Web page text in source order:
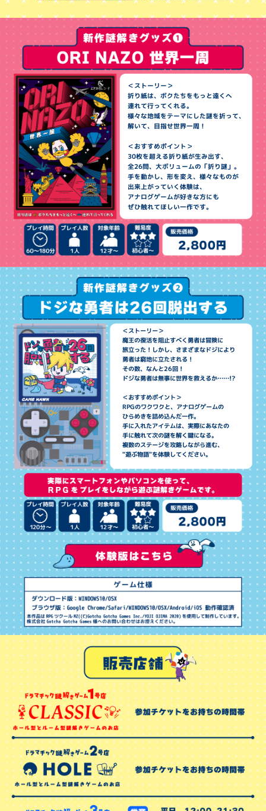
＜ストーリー＞
折り紙は、ボクたちをもっと遠くへ
連れて行ってくれる。
様々な地域をテーマにした謎を折って、
解いて、目指せ世界一周！
＜おすすめポイント＞
30枚を超える折り紙が生み出す、
全26問、大ボリュームの「折り謎」。
手を動かし、形を変え、様々なものが
出来上がっていく体験は、
アナログゲームが好きな方にも
ぜひ触れてほしい一作です。
＜ストーリー＞
魔王の復活を阻止すべく勇者は冒険に
旅立った！しかし、さまざまなドジにより
勇者は窮地に立たされる！
その数、なんと26回！
ドジな勇者は無事に世界を救えるか……!?
＜おすすめポイント＞
RPGのワクワクと、アナログゲームの
ひらめきを詰め込んだ一作。
手に入れたアイテムは、実際にあなたの
手に触れて次の謎を解く鍵になる。
複数のステージを攻略しながら進む、
"遊ぶ物語"を体験してください。